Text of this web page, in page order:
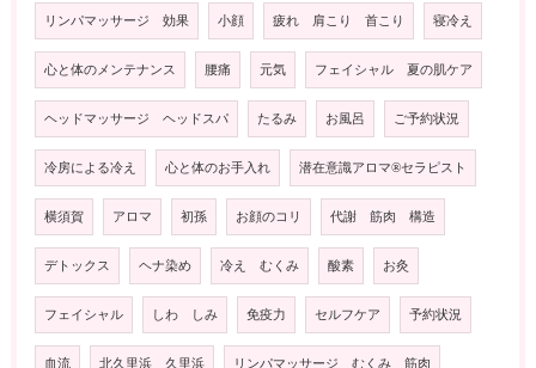
リンパマッサージ 効果 小顔 疲れ 肩こり 首こり 寝冷え
心と体のメンテナンス 腰痛 元気 フェイシャル 夏の肌ケア
ヘッドマッサージ ヘッドスパ たるみ お風呂 ご予約状況
冷房による冷え 心と体のお手入れ 潜在意識アロマ®️セラピスト
横須賀 アロマ 初孫 お顔のコリ 代謝 筋肉 構造
デトックス ヘナ染め 冷え むくみ 酸素 お灸
フェイシャル しわ しみ 免疫力 セルフケア 予約状況
血流 北久里浜 久里浜 リンパマッサージ むくみ 筋肉